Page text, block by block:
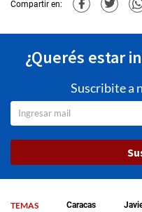
Compartir en:
¿Querés estar
Suscribite a
TEMAS Caracas